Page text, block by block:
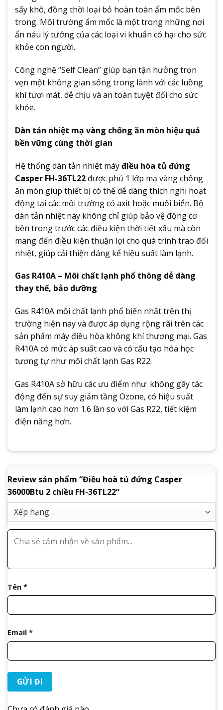
sấy khô, đồng thời loại bỏ hoàn toàn ẩm mốc bên
trong. Môi trường ẩm mốc là một trong những nơi
ẩn náu lý tưởng của các loại vi khuẩn có hại cho sức
khỏe con người.
Công nghệ “Self Clean” giúp bạn tận hưởng trọn
vẹn một không gian sống trong lành với các luồng
khí tươi mát, dễ chịu và an toàn tuyệt đối cho sức
khỏe.
Dàn tản nhiệt mạ vàng chống ăn mòn hiệu quả
bền vững cùng thời gian
Hệ thống dàn tản nhiệt máyđiều hòa tủ đứng
Casper FH-36TL22 được phủ 1 lớp mạ vàng chống
ăn mòn giúp thiết bị có thể dễ dàng thích nghi hoạt
động tại các môi trường có axit hoặc muối biển. Bộ
dàn tản nhiệt này không chỉ giúp bảo vệ động cơ
bên trong trước các điều kiện thời tiết xấu mà còn
mang đến điều kiện thuận lợi cho quá trình trao đổi
nhiệt, giúp cải thiện đáng kể hiệu suất làm lạnh.
Gas R410A – Môi chất lạnh phổ thông dễ dàng
thay thế, bảo dưỡng
Gas R410A môi chất lạnh phổ biến nhất trên thị
trường hiện nay và được áp dụng rộng rãi trên các
sản phẩm máy điều hòa không khí thương mại. Gas
R410A có mức áp suất cao và có cấu tạo hóa học
tương tự như môi chất lạnh Gas R22.
Gas R410A sở hữu các ưu điểm như: không gây tác
động đến sự suy giảm tầng Ozone, có hiệu suất
làm lạnh cao hơn 1.6 lần so với Gas R22, tiết kiệm
điện năng hơn.
Review sản phẩm “Điều hoà tủ đứng Casper
36000Btu 2 chiều FH-36TL22”
Tên *
Email *